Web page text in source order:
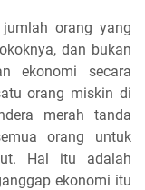
orang yang
dan bukan
ekonomi secara
orang miskin di
merah tanda
orang untuk
Hal itu adalah
ekonomi itu